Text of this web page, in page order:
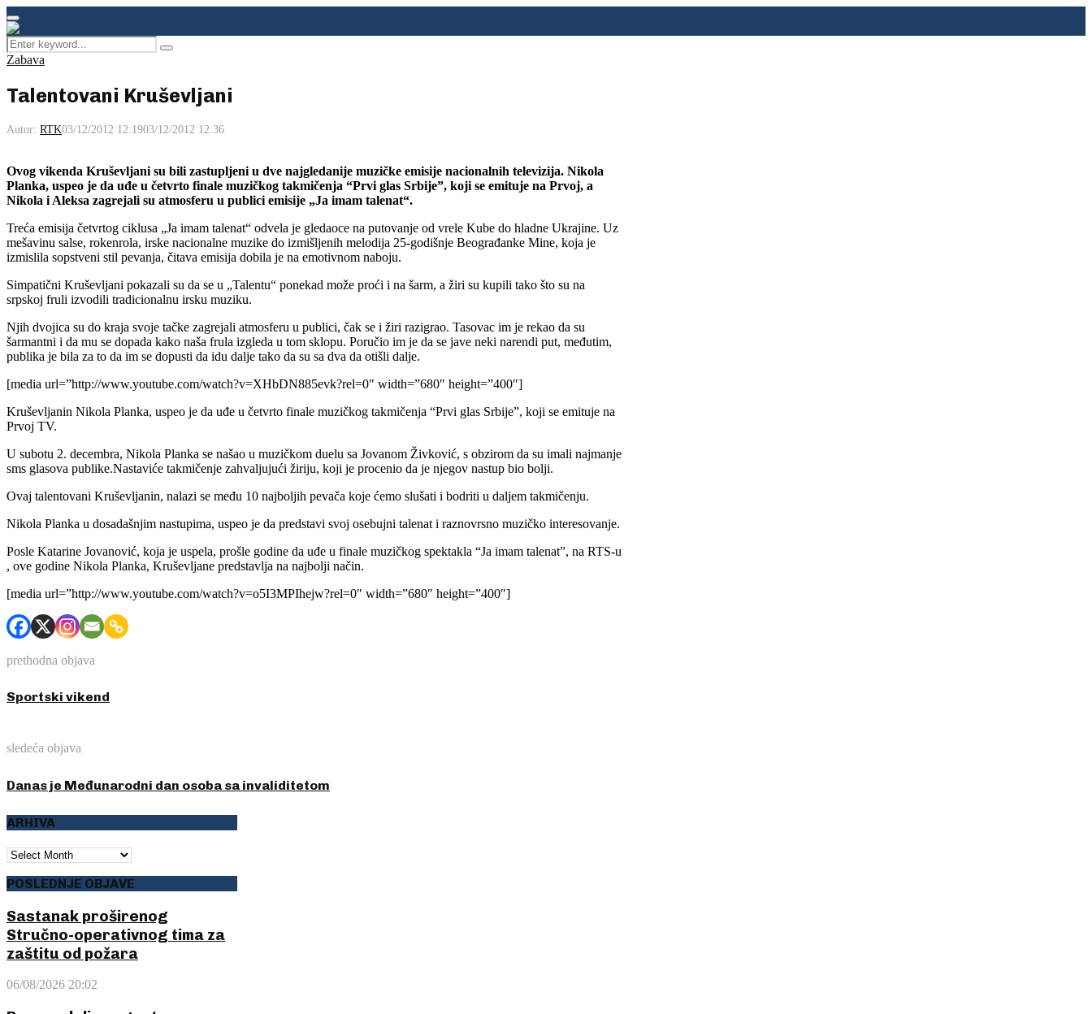
Facebook
Instagram
Youtube
Primary
Menu
Search
for:
Pretraga
Zabava
Talentovani Kruševljani
Autor: RTK03/12/2012 12:1903/12/2012 12:36
Ovog vikenda Kruševljani su bili zastupljeni u dve najgledanije muzičke emisije nacionalnih televizija. Nikola
Planka, uspeo je da uđe u četvrto finale muzičkog takmičenja “Prvi glas Srbije”, koji se emituje na Prvoj, a
Nikola i Aleksa zagrejali su atmosferu u publici emisije „Ja imam talenat“.
Treća emisija četvrtog ciklusa „Ja imam talenat“ odvela je gledaoce na putovanje od vrele Kube do hladne Ukrajine. Uz
mešavinu salse, rokenrola, irske nacionalne muzike do izmišljenih melodija 25-godišnje Beograđanke Mine, koja je
izmislila sopstveni stil pevanja, čitava emisija dobila je na emotivnom naboju.
Simpatični Kruševljani pokazali su da se u „Talentu“ ponekad može proći i na šarm, a žiri su kupili tako što su na
srpskoj fruli izvodili tradicionalnu irsku muziku.
Njih dvojica su do kraja svoje tačke zagrejali atmosferu u publici, čak se i žiri razigrao. Tasovac im je rekao da su
šarmantni i da mu se dopada kako naša frula izgleda u tom sklopu. Poručio im je da se jave neki narendi put, međutim,
publika je bila za to da im se dopusti da idu dalje tako da su sa dva da otišli dalje.
[media url=”http://www.youtube.com/watch?v=XHbDN885evk?rel=0″ width=”680″ height=”400″]
Kruševljanin Nikola Planka, uspeo je da uđe u četvrto finale muzičkog takmičenja “Prvi glas Srbije”, koji se emituje na
Prvoj TV.
U subotu 2. decembra, Nikola Planka se našao u muzičkom duelu sa Jovanom Živković, s obzirom da su imali najmanje
sms glasova publike.Nastaviće takmičenje zahvaljujući žiriju, koji je procenio da je njegov nastup bio bolji.
Ovaj talentovani Kruševljanin, nalazi se među 10 najboljih pevača koje ćemo slušati i bodriti u daljem takmičenju.
Nikola Planka u dosadašnjim nastupima, uspeo je da predstavi svoj osebujni talenat i raznovrsno muzičko interesovanje.
Posle Katarine Jovanović, koja je uspela, prošle godine da uđe u finale muzičkog spektakla “Ja imam talenat”, na RTS-u
, ove godine Nikola Planka, Kruševljane predstavlja na najbolji način.
[media url=”http://www.youtube.com/watch?v=o5I3MPIhejw?rel=0″ width=”680″ height=”400″]
prethodna objava
Sportski vikend
sledeća objava
Danas je Međunarodni dan osoba sa invaliditetom
ARHIVA
ARHIVA
POSLEDNJE OBJAVE
Sastanak proširenog
Stručno-operativnog tima za
zaštitu od požara
06/08/2026 20:02